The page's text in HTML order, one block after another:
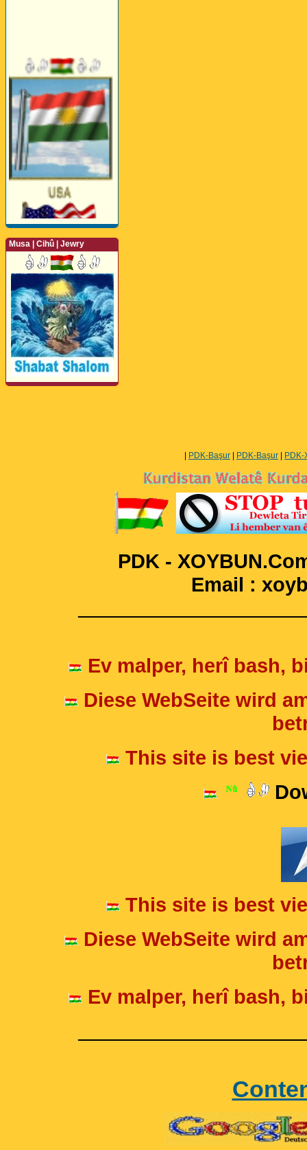
Perwerde ya Zimanê
Musa | Cihû | Jewry
PDK-Başur PDK-Başur
PDK -
Email :
Ev malper, herî bash,
Diese WebSeite wird
This site is best
This site is best
Diese WebSeite wird
Ev malper, herî bash,